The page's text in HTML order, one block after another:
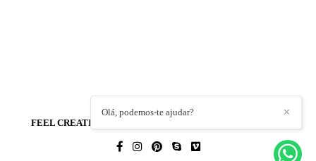
FEEL CREATIONS - WEDDING PHOTO & FILM
✕
Olá, podemos-te ajudar?